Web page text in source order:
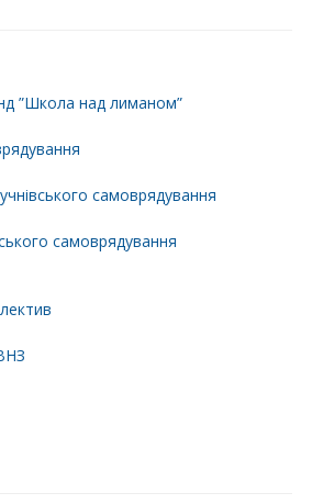
”Школа над лиманом”
самоврядування
самоврядування